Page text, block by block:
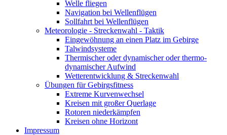
Welle fliegen
Navigation bei Wellenflügen
Sollfahrt bei Wellenflügen
Meteorologie - Streckenwahl - Taktik
Eingewöhnung an einen Platz im Gebirge
Talwindsysteme
Thermischer oder dynamischer oder thermo-
dynamischer Aufwind
Wetterentwicklung & Streckenwahl
Übungen für Gebirgsfitness
Extreme Kurvenwechsel
Kreisen mit großer Querlage
Rotoren niederkämpfen
Kreisen ohne Horizont
Impressum